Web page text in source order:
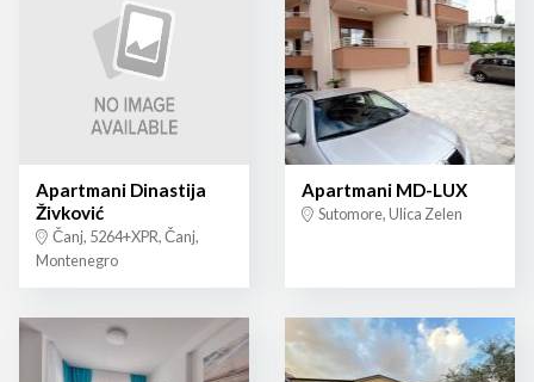
Apartmani Dinastija
Živković
Čanj, 5264+XPR, Čanj,
Montenegro
Apartmani MD-LUX
Sutomore, Ulica Zelen